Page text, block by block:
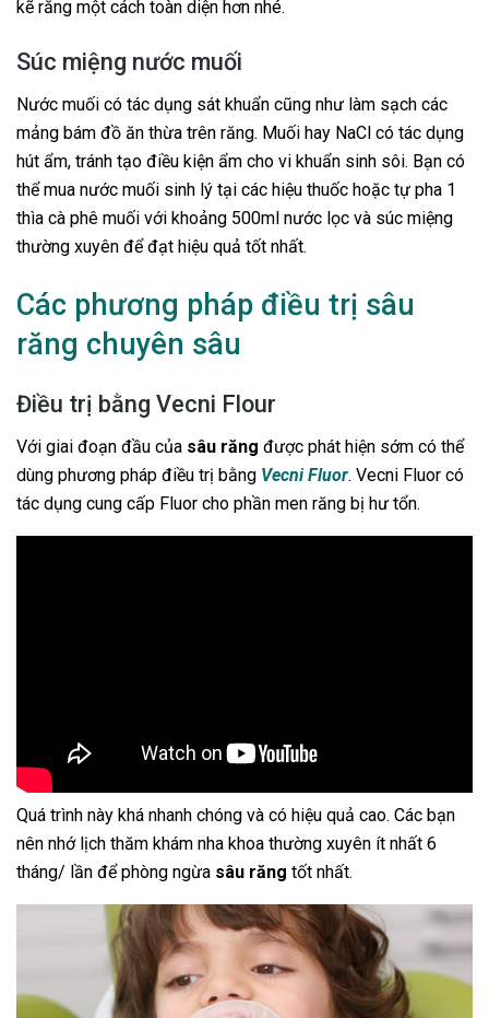
kẽ răng một cách toàn diện hơn nhé.
Súc miệng nước muối
Nước muối có tác dụng sát khuẩn cũng như làm sạch các
mảng bám đồ ăn thừa trên răng. Muối hay NaCl có tác dụng
hút ẩm, tránh tạo điều kiện ẩm cho vi khuẩn sinh sôi. Bạn có
thể mua nước muối sinh lý tại các hiệu thuốc hoặc tự pha 1
thìa cà phê muối với khoảng 500ml nước lọc và súc miệng
thường xuyên để đạt hiệu quả tốt nhất.
Các phương pháp điều trị sâu
răng chuyên sâu
Điều trị bằng Vecni Flour
Với giai đoạn đầu của sâu răng được phát hiện sớm có thể
dùng phương pháp điều trị bằng Vecni Fluor. Vecni Fluor có
tác dụng cung cấp Fluor cho phần men răng bị hư tổn.
Quá trình này khá nhanh chóng và có hiệu quả cao. Các bạn
nên nhớ lịch thăm khám nha khoa thường xuyên ít nhất 6
tháng/ lần để phòng ngừa sâu răng tốt nhất.